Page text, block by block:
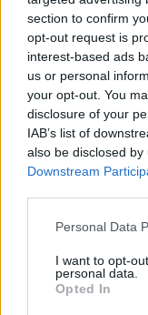
section to confirm
opt-out request is
interest-based ads
us or personal
your opt-out. You
disclosure of your
IAB’s list of
also be disclosed
Downstream
Personal Data
I want to opt-
personal data.
Opted In
16:30
Στεγαστικό
φοιτητές σε Βόλο,
16:17
Συντάξεις:
περισσότεροι
16:15
Η Έμπαρος τίμησε
Καύσιμα: Γιατί οι
περίοδο των